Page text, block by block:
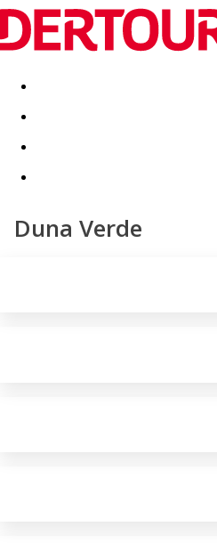
Destinatii Vacanta perfecta
Duna Verde